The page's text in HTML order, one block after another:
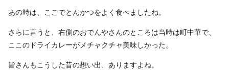
あの時は、ここでとんかつをよく食べましたね。
さらに言うと、右側のおでんやさんのところは当時は町中華で、
ここのドライカレーがメチャクチャ美味しかった。
皆さんもこうした昔の想い出、ありますよね。